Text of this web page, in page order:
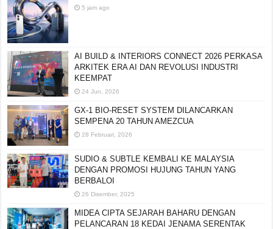
5 jam ago
AI BUILD & INTERIORS CONNECT 2026 PERKASA
ARKITEK ERA AI DAN REVOLUSI INDUSTRI
KEEMPAT
24 Jun, 2026
GX-1 BIO-RESET SYSTEM DILANCARKAN
SEMPENA 20 TAHUN AMEZCUA
28 Februari, 2026
SUDIO & SUBTLE KEMBALI KE MALAYSIA
DENGAN PROMOSI HUJUNG TAHUN YANG
BERBALOI
26 Disember, 2025
MIDEA CIPTA SEJARAH BAHARU DENGAN
PELANCARAN 18 KEDAI JENAMA SERENTAK